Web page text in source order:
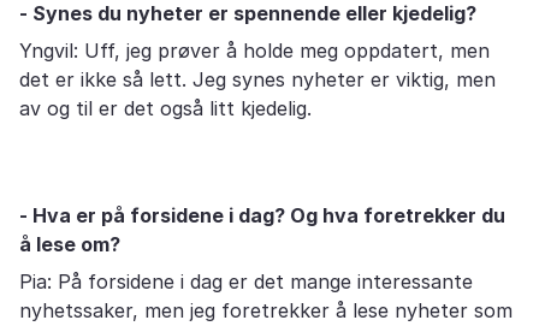
- Synes du nyheter er spennende eller kjedelig?
Yngvil: Uff, jeg prøver å holde meg oppdatert, men
det er ikke så lett. Jeg synes nyheter er viktig, men
av og til er det også litt kjedelig.
- Hva er på forsidene i dag? Og hva foretrekker du
å lese om?
Pia: På forsidene i dag er det mange interessante
nyhetssaker, men jeg foretrekker å lese nyheter som